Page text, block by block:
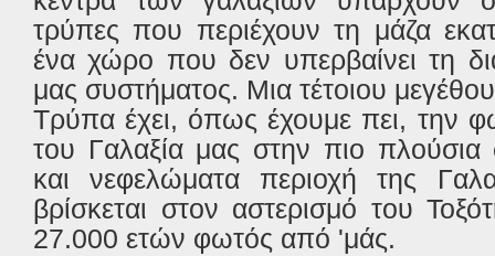
τρύπες που περιέχουν τη μάζα
ένα χώρο που δεν υπερβαίνει τη
μας συστήματος. Μια τέτοιου
Τρύπα έχει, όπως έχουμε πει, την
του Γαλαξία μας στην πιο πλούσια
και νεφελώματα περιοχή της
βρίσκεται στον αστερισμό του
27.000 ετών φωτός από 'μάς.